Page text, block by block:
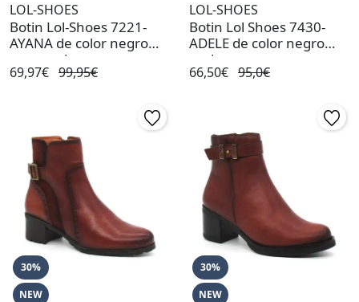
LOL-SHOES
Botin Lol-Shoes 7221-
AYANA de color negro
para mujer
69,97€ 99,95€
LOL-SHOES
Botin Lol Shoes 7430-
ADELE de color negro
mujer
66,50€ 95,0€
30%
NEW
30%
NEW